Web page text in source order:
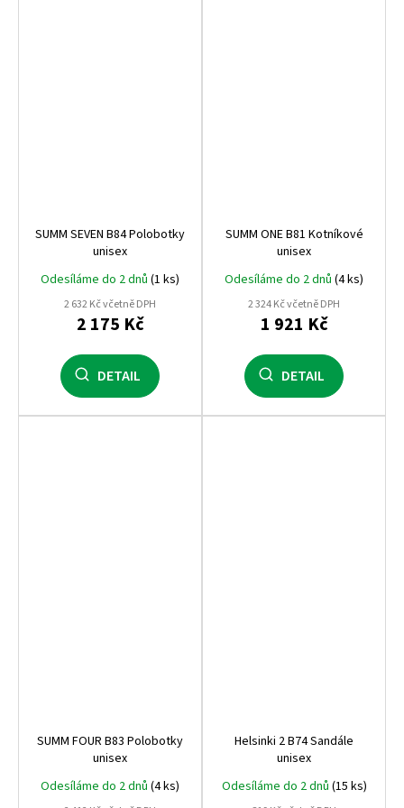
SUMM SEVEN B84 Polobotky
unisex
Odesíláme do 2 dnů (1 ks)
2 632 Kč včetně DPH
2 175 Kč
DETAIL
SUMM ONE B81 Kotníkové
unisex
Odesíláme do 2 dnů (4 ks)
2 324 Kč včetně DPH
1 921 Kč
DETAIL
SUMM FOUR B83 Polobotky
unisex
Odesíláme do 2 dnů (4 ks)
Helsinki 2 B74 Sandále
unisex
Odesíláme do 2 dnů (15 ks)